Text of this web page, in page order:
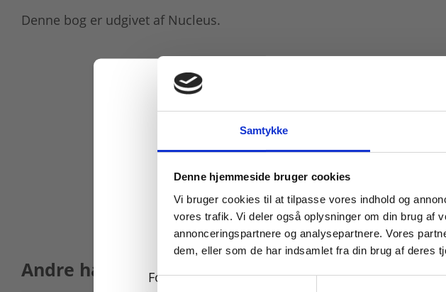
Samtykke
Denne hjemmeside bruger cookies
Vi bruger cookies til at tilpasse vores indhold og
vores trafik. Vi deler også oplysninger om din brug af
annonceringspartnere og analysepartnere. Vores
dem, eller som de har indsamlet fra din brug af deres
Samtykkevalg
Denne bog er udgivet af Nucleus.
Andre har også købt
Køb læremidler og find masterclasses mm.
For privatkunder og
For institutioner